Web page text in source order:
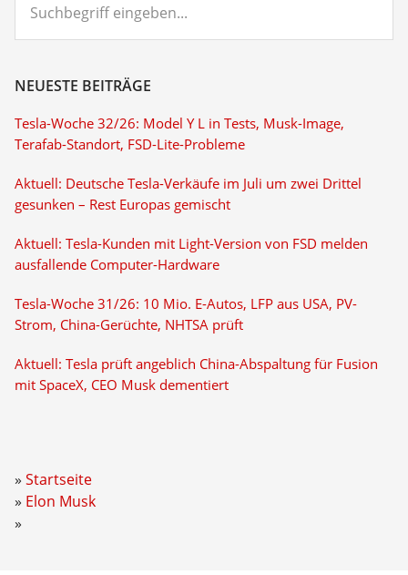
eingeben...
NEUESTE BEITRÄGE
Tesla-Woche 32/26: Model Y L in Tests, Musk-Image,
Terafab-Standort, FSD-Lite-Probleme
Aktuell: Deutsche Tesla-Verkäufe im Juli um zwei Drittel
gesunken – Rest Europas gemischt
Aktuell: Tesla-Kunden mit Light-Version von FSD melden
ausfallende Computer-Hardware
Tesla-Woche 31/26: 10 Mio. E-Autos, LFP aus USA, PV-
Strom, China-Gerüchte, NHTSA prüft
Aktuell: Tesla prüft angeblich China-Abspaltung für Fusion
mit SpaceX, CEO Musk dementiert
Startseite
Elon Musk